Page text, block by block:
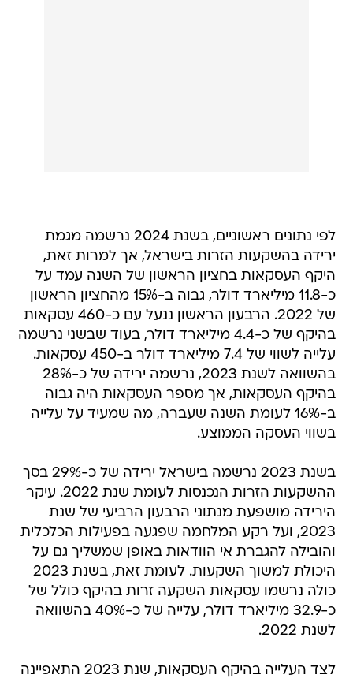
לפי נתונים ראשוניים, בשנת 2024 נרשמה מגמת
ירידה בהשקעות הזרות בישראל, אך למרות זאת,
היקף העסקאות בחציון הראשון של השנה עמד על
כ-11.8 מיליארד דולר, גבוה ב-15% מהחציון הראשון
של 2022. הרבעון הראשון ננעל עם כ-460 עסקאות
בהיקף של כ-4.4 מיליארד דולר, בעוד שבשני נרשמה
עלייה לשווי של 7.4 מיליארד דולר ב-450 עסקאות.
בהשוואה לשנת 2023, נרשמה ירידה של כ-28%
בהיקף העסקאות, אך מספר העסקאות היה גבוה
ב-16% לעומת השנה שעברה, מה שמעיד על עלייה
בשווי העסקה הממוצע.
בשנת 2023 נרשמה בישראל ירידה של כ-29% בסך
ההשקעות הזרות הנכנסות לעומת שנת 2022. עיקר
הירידה מושפעת מנתוני הרבעון הרביעי של שנת
2023, ועל רקע המלחמה שפגעה בפעילות הכלכלית
והובילה להגברת אי הוודאות באופן שמשליך גם על
היכולת למשוך השקעות. לעומת זאת, בשנת 2023
כולה נרשמו עסקאות השקעה זרות בהיקף כולל של
כ-32.9 מיליארד דולר, עלייה של כ-40% בהשוואה
לשנת 2022.
לצד העלייה בהיקף העסקאות, שנת 2023 התאפיינה